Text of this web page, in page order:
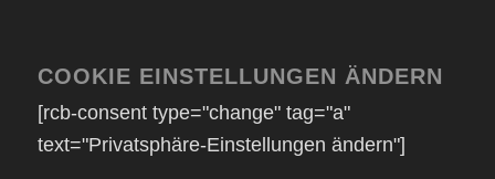
COOKIE EINSTELLUNGEN ÄNDERN
[rcb-consent type="change" tag="a"
text="Privatsphäre-Einstellungen ändern"]